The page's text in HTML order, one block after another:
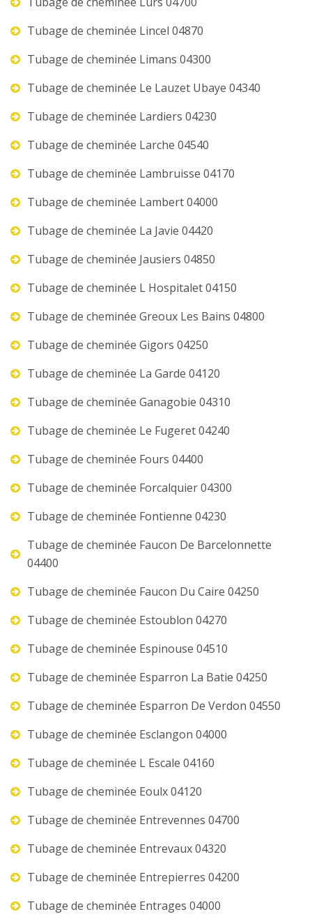
Tubage de cheminée Lincel 04870
Tubage de cheminée Limans 04300
Tubage de cheminée Le Lauzet Ubaye 04340
Tubage de cheminée Lardiers 04230
Tubage de cheminée Larche 04540
Tubage de cheminée Lambruisse 04170
Tubage de cheminée Lambert 04000
Tubage de cheminée La Javie 04420
Tubage de cheminée Jausiers 04850
Tubage de cheminée L Hospitalet 04150
Tubage de cheminée Greoux Les Bains 04800
Tubage de cheminée Gigors 04250
Tubage de cheminée La Garde 04120
Tubage de cheminée Ganagobie 04310
Tubage de cheminée Le Fugeret 04240
Tubage de cheminée Fours 04400
Tubage de cheminée Forcalquier 04300
Tubage de cheminée Fontienne 04230
Tubage de cheminée Faucon De Barcelonnette
04400
Tubage de cheminée Faucon Du Caire 04250
Tubage de cheminée Estoublon 04270
Tubage de cheminée Espinouse 04510
Tubage de cheminée Esparron La Batie 04250
Tubage de cheminée Esparron De Verdon 04550
Tubage de cheminée Esclangon 04000
Tubage de cheminée L Escale 04160
Tubage de cheminée Eoulx 04120
Tubage de cheminée Entrevennes 04700
Tubage de cheminée Entrevaux 04320
Tubage de cheminée Entrepierres 04200
Tubage de cheminée Entrages 04000